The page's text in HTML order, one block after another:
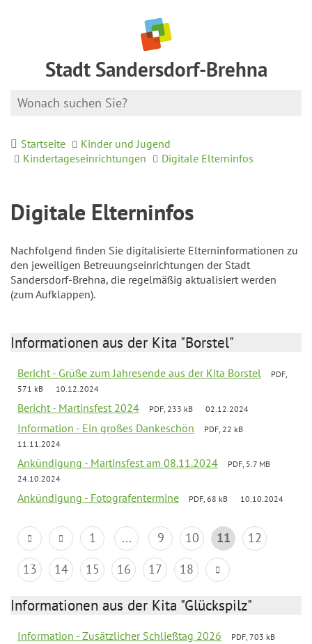
Stadt Sandersdorf-Brehna
Startseite
Kinder und Jugend
Kindertageseinrichtungen
Digitale Elterninfos
Digitale Elterninfos
Nachfolgend finden Sie digitalisierte Elterninformationen zu
den jeweiligen Betreuungseinrichtungen der Stadt
Sandersdorf-Brehna, die regelmäßig aktualisiert werden
(zum Aufklappen).
Informationen aus der Kita "Borstel"
Bericht - Grüße zum Jahresende aus der Kita Borstel
PDF,
571 kB
10.12.2024
Bericht - Martinsfest 2024 PDF, 233 kB 02.12.2024
Information - Ein großes Dankeschön
PDF, 22 kB
11.11.2024
Ankündigung - Martinsfest am 08.11.2024
PDF, 5.7 MB
24.10.2024
Ankündigung - Fotografentermine PDF, 68 kB 10.10.2024
1 ... 9 10 11
12
13
14 15 16 17 18
Informationen aus der Kita "Glückspilz"
Information - Zusätzlicher Schließtag 2026
PDF, 703 kB